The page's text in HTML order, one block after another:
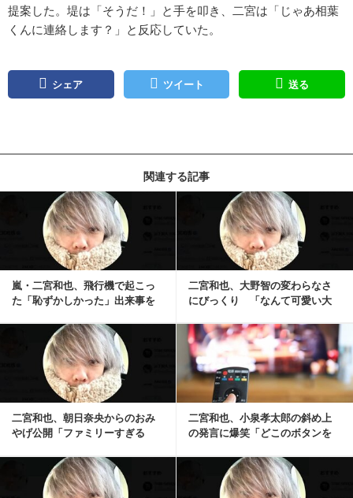
提案した。堤は「そうだ！」と手を叩き、二宮は「じゃあ相葉
くんに連絡します？」と反応していた。
シェア ツイート 送る
関連する記事
嵐・二宮和也、飛行機で起こっ
た「恥ずかしかった」出来事を
二宮和也、大野智の変わらなさ
にびっくり 「なんて可愛い大
記事を読む
二宮和也、朝日奈央からのおみ
やげ公開「ファミリーすぎる
二宮和也、小泉孝太郎の斜め上
の発言に爆笑「どこのボタンを
記事を読む
記事を読む